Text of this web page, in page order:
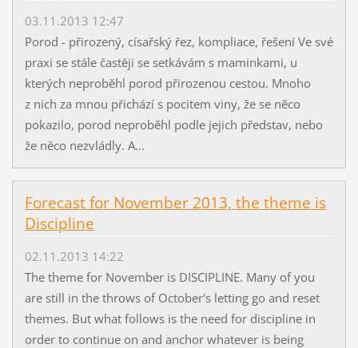
03.11.2013 12:47
Porod - přirozený, císařský řez, kompliace, řešení Ve své
praxi se stále častěji se setkávám s maminkami, u
kterých neproběhl porod přirozenou cestou. Mnoho
z nich za mnou přichází s pocitem viny, že se něco
pokazilo, porod neproběhl podle jejich představ, nebo
že něco nezvládly. A...
Forecast for November 2013, the theme is
Discipline
02.11.2013 14:22
The theme for November is DISCIPLINE. Many of you
are still in the throws of October's letting go and reset
themes. But what follows is the need for discipline in
order to continue on and anchor whatever is being